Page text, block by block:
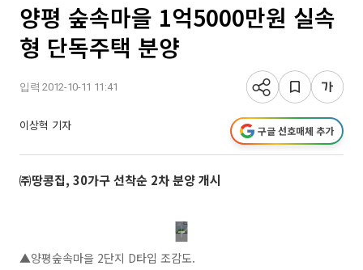
양평 숲속마을 1억5000만원 실속
형 단독주택 분양
입력 2012-10-11 11:41
이상혁 기자 구글 선호매체 추가
㈜땅콩집, 30가구 선착순 2차 분양 개시
▲양평숲속마을 2단지 D타입 조감도.